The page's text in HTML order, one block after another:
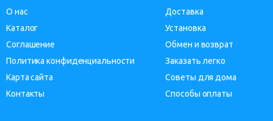
О нас
Каталог
Соглашение
Политика конфиденциальности
Карта сайта
Контакты
Доставка
Установка
Обмен и возврат
Заказать легко
Советы для дома
Способы оплаты